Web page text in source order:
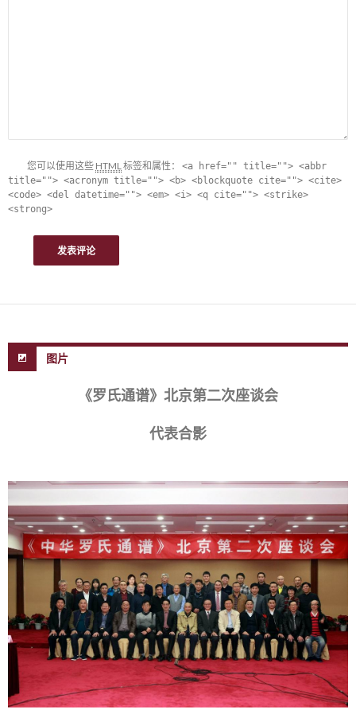
您可以使用这些 HTML标签和属性： <a href="" title=""> <abbr
title=""> <acronym title=""> <b> <blockquote cite=""> <cite>
<code> <del datetime=""> <em> <i> <q cite=""> <strike>
<strong>
图片
《罗氏通谱》北京第二次座谈会
代表合影